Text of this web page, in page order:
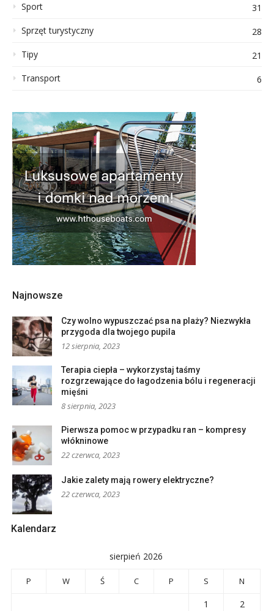
Sport
31
Sprzęt turystyczny
28
Tipy
21
Transport
6
Najnowsze
Czy wolno wypuszczać psa na plaży? Niezwykła
przygoda dla twojego pupila
12 sierpnia, 2023
Terapia ciepła – wykorzystaj taśmy
rozgrzewające do łagodzenia bólu i regeneracji
mięśni
8 sierpnia, 2023
Pierwsza pomoc w przypadku ran – kompresy
włókninowe
22 czerwca, 2023
Jakie zalety mają rowery elektryczne?
22 czerwca, 2023
Kalendarz
sierpień 2026
P W Ś C P S N
1
2